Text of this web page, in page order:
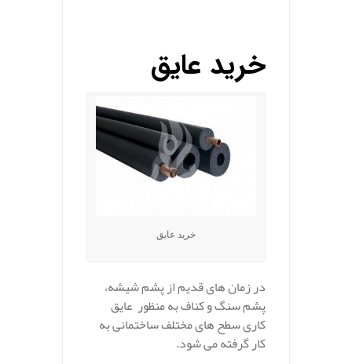
خرید عایق
خرید عایق
در زمان های قدیم از پشم شیشه،
پشم سنگ و کناف به منظور عایق
کاری سطح های مختلف ساختمانی به
کار گرفته می شود.